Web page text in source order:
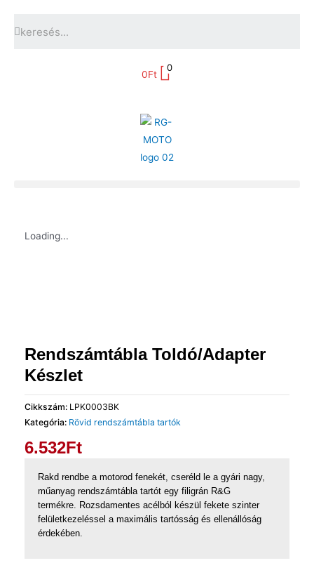
0Ft
0
Loading...
Rendszámtábla Toldó/Adapter
Készlet
Cikkszám: LPK0003BK
Kategória: Rövid rendszámtábla tartók
6.532Ft
Rakd rendbe a motorod fenekét, cseréld le a gyári nagy,
műanyag rendszámtábla tartót egy filigrán R&G
termékre. Rozsdamentes acélból készül fekete szinter
felületkezeléssel a maximális tartósság és ellenállóság
érdekében.